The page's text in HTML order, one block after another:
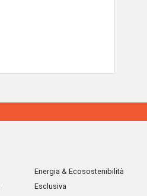
Energia & Ecosostenibilità
Esclusiva